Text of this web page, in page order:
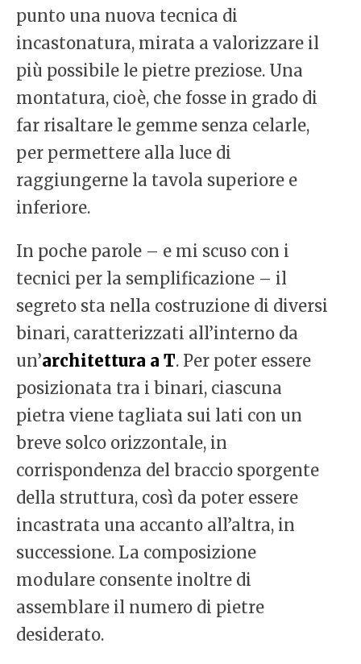
punto una nuova tecnica di
incastonatura, mirata a valorizzare il
più possibile le pietre preziose. Una
montatura, cioè, che fosse in grado di
far risaltare le gemme senza celarle,
per permettere alla luce di
raggiungerne la tavola superiore e
inferiore.
In poche parole – e mi scuso con i
tecnici per la semplificazione – il
segreto sta nella costruzione di diversi
binari, caratterizzati all’interno da
un’architettura a T. Per poter essere
posizionata tra i binari, ciascuna
pietra viene tagliata sui lati con un
breve solco orizzontale, in
corrispondenza del braccio sporgente
della struttura, così da poter essere
incastrata una accanto all’altra, in
successione. La composizione
modulare consente inoltre di
assemblare il numero di pietre
desiderato.